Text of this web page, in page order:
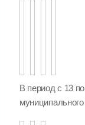
В период с 13